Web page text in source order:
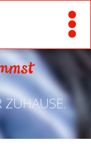
ZUHAUSE.